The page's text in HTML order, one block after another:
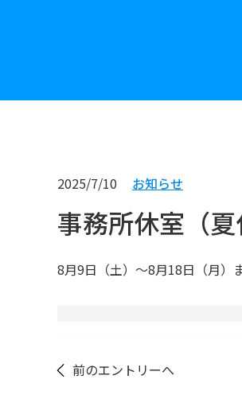
2025/7/10 お知らせ
事務所休室（
8月9日（土）～8月18日（月）
前のエントリーへ